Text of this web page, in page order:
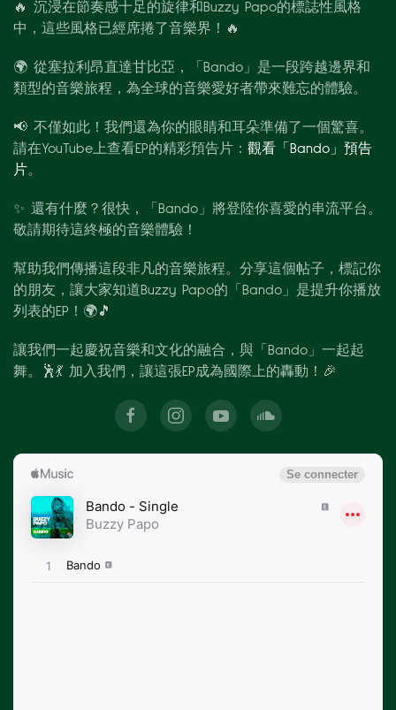
🔥 沉浸在節奏感十足的旋律和Buzzy Papo的標誌性風格
中，這些風格已經席捲了音樂界！🔥
🌍 從塞拉利昂直達甘比亞，「Bando」是一段跨越邊界和
類型的音樂旅程，為全球的音樂愛好者帶來難忘的體驗。
📢 不僅如此！我們還為你的眼睛和耳朵準備了一個驚喜。
請在YouTube上查看EP的精彩預告片： 觀看「Bando」預告
片。
✨ 還有什麼？很快，「Bando」將登陸你喜愛的串流平台。
敬請期待這終極的音樂體驗！
幫助我們傳播這段非凡的音樂旅程。分享這個帖子，標記你
的朋友，讓大家知道Buzzy Papo的「Bando」是提升你播放
列表的EP！🌍🎵
讓我們一起慶祝音樂和文化的融合，與「Bando」一起起
舞。🕺💃 加入我們，讓這張EP成為國際上的轟動！🎉